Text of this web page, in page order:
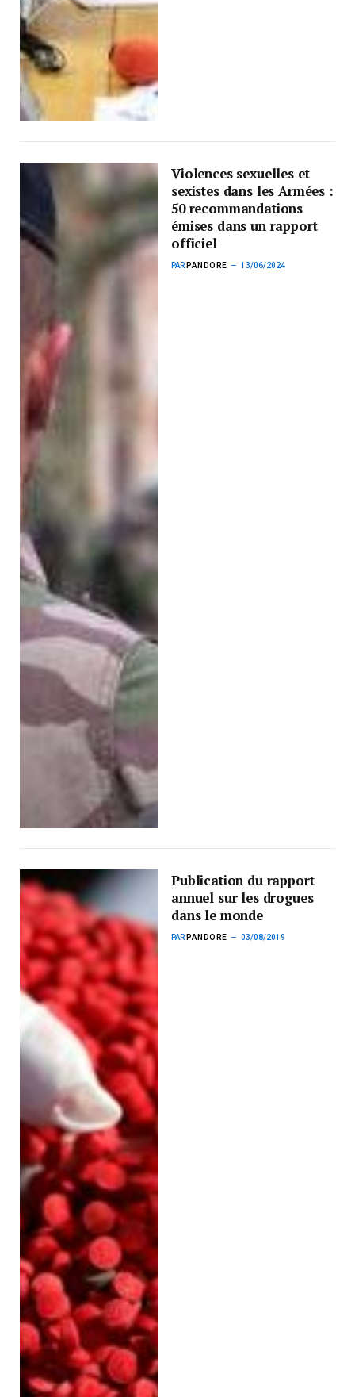
Violences sexuelles et
sexistes dans les Armées :
50 recommandations
émises dans un rapport
officiel
PAR PANDORE 13/06/2024
Publication du rapport
annuel sur les drogues
dans le monde
PAR PANDORE 03/08/2019